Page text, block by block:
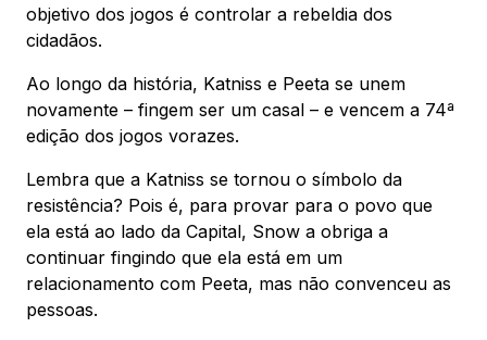
objetivo dos jogos é controlar a rebeldia dos
cidadãos.
Ao longo da história, Katniss e Peeta se unem
novamente – fingem ser um casal – e vencem a 74ª
edição dos jogos vorazes.
Lembra que a Katniss se tornou o símbolo da
resistência? Pois é, para provar para o povo que
ela está ao lado da Capital, Snow a obriga a
continuar fingindo que ela está em um
relacionamento com Peeta, mas não convenceu as
pessoas.